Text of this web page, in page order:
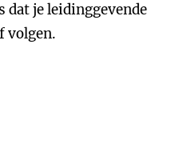
dat je leidinggevende
volgen.